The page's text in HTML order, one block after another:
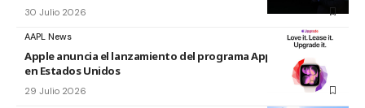
30 Julio 2026
AAPL News
Apple anuncia el lanzamiento del programa Apple Upgrade
en Estados Unidos
29 Julio 2026